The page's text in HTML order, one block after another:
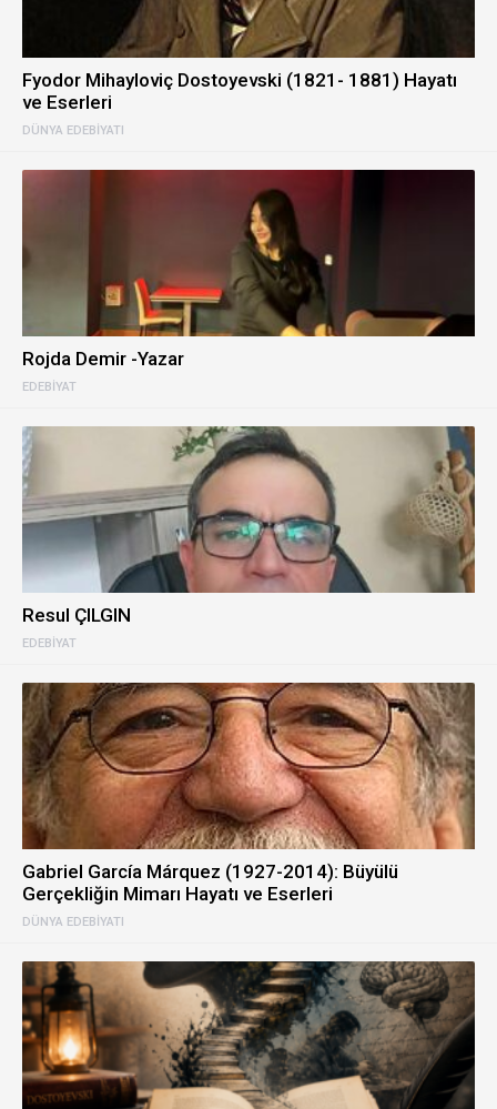
DÜNYA EDEBIYATI
Fyodor Mihayloviç Dostoyevski (1821- 1881) Hayatı
ve Eserleri
EDEBIYAT
Rojda Demir -Yazar
EDEBIYAT
Resul ÇILGIN
DÜNYA EDEBIYATI
Gabriel García Márquez (1927-2014): Büyülü
Gerçekliğin Mimarı Hayatı ve Eserleri